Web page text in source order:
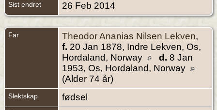
Sist endret 26 Feb 2014
Far Theodor Ananias Nilsen Lekven,
f. 20 Jan 1878, Indre Lekven, Os,
Hordaland, Norway
d. 8 Jan
1953, Os, Hordaland, Norway
(Alder 74 år)
Slektskap fødsel